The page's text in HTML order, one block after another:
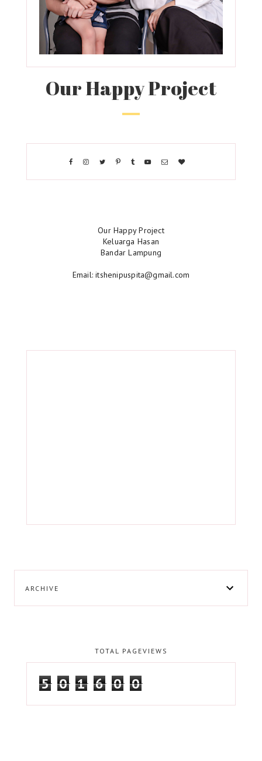
Our Happy Project
Our Happy Project
Keluarga Hasan
Bandar Lampung
Email: itshenipuspita@gmail.com
ARCHIVE
TOTAL PAGEVIEWS
5 0 1 6 0 0